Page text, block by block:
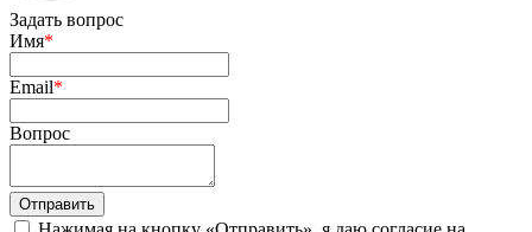
Задать вопрос
Имя*
Email*
Вопрос